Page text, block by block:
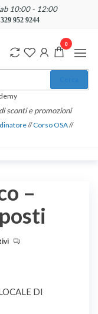
10:00 - 12:00
952 9244
sconti e promozioni
//Corso OSA//
0
–
DI